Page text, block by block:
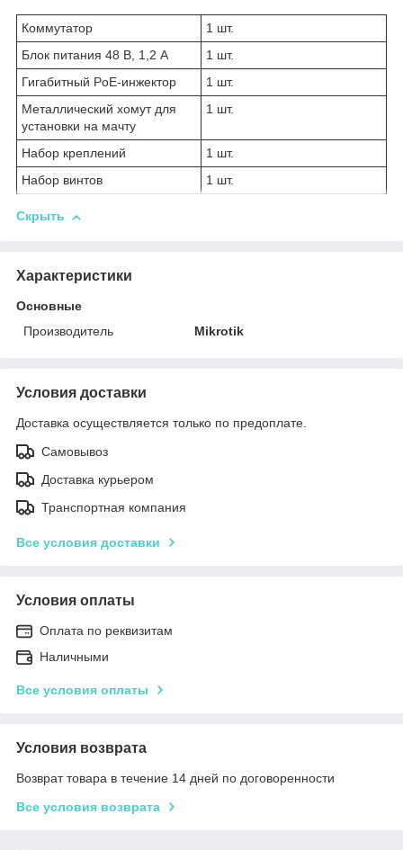
Коммутатор
1 шт.
Блок питания 48 В, 1,2 А
1 шт.
Гигабитный PoE-инжектор
1 шт.
Металлический хомут для
установки на мачту
1 шт.
Набор креплений
1 шт.
Набор винтов
1 шт.
Скрыть
Характеристики
Основные
Производитель
Mikrotik
Условия доставки
Доставка осуществляется только по предоплате.
Самовывоз
Доставка курьером
Транспортная компания
Все условия доставки
Условия оплаты
Оплата по реквизитам
Наличными
Все условия оплаты
Условия возврата
Возврат товара в течение 14 дней по договоренности
Все условия возврата